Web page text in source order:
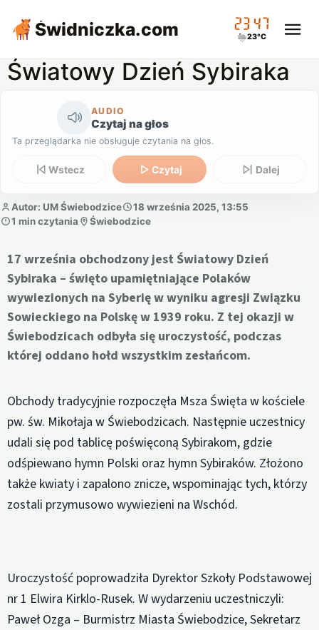
Świdniczka.com 23:47
23°C
Światowy Dzień Sybiraka
AUDIO
Czytaj na głos
Ta przeglądarka nie obsługuje czytania na głos.
Wstecz Czytaj Dalej
Autor: UM Świebodzice
18 września 2025, 13:55
1 min czytania
Świebodzice
17 września obchodzony jest Światowy Dzień
Sybiraka – święto upamiętniające Polaków
wywiezionych na Syberię w wyniku agresji Związku
Sowieckiego na Polskę w 1939 roku. Z tej okazji w
Świebodzicach odbyła się uroczystość, podczas
której oddano hołd wszystkim zesłańcom.
Obchody tradycyjnie rozpoczęła Msza Święta w kościele
pw. św. Mikołaja w Świebodzicach. Następnie uczestnicy
udali się pod tablicę poświęconą Sybirakom, gdzie
odśpiewano hymn Polski oraz hymn Sybiraków. Złożono
także kwiaty i zapalono znicze, wspominając tych, którzy
zostali przymusowo wywiezieni na Wschód.
Uroczystość poprowadziła Dyrektor Szkoły Podstawowej
nr 1 Elwira Kirklo-Rusek. W wydarzeniu uczestniczyli:
Paweł Ozga – Burmistrz Miasta Świebodzice, Sekretarz